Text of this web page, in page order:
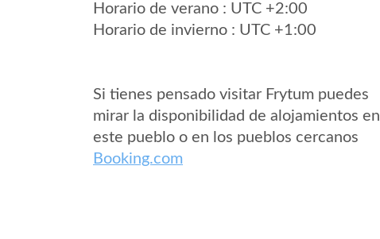
Horario de verano : UTC +2:00
Horario de invierno : UTC +1:00
Si tienes pensado visitar Frytum puedes
mirar la disponibilidad de alojamientos en
este pueblo o en los pueblos cercanos
Booking.com